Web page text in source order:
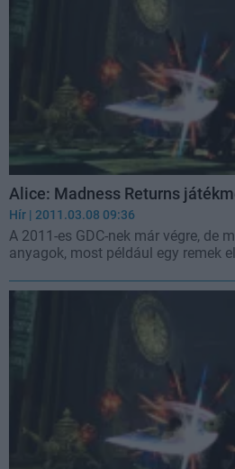
Alice: Madness Returns
Hír | 2011.03.08 09:36
A 2011-es GDC-nek már végre, de
anyagok, most például egy remek